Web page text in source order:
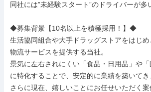
同社には”未経験スタート”のドライバーが多
◆募集背景【10名以上を積極採用！】◆
生活協同組合や大手ドラッグストアをはじめ
物流サービスを提供する当社。
景気に左右されにくい「食品・日用品」や
に特化することで、安定的に業績を築いてき
さらに現在、嬉しいことにお任せいただく案